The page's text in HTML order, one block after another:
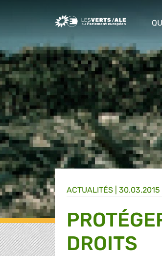
Greens/EFA Home
ACTUALITÉS | 30.03.2015
DROITS